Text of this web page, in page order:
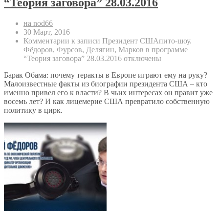
“Теория заговора” 28.03.2016
на nod66
30 Март, 2016
Комментарии к записи Президент СШАпито-шоу.
Фёдоров, Фурсов, Делягин, Марков в программе
“Теория заговора” 28.03.2016 отключены
Барак Обама: почему теракты в Европе играют ему на руку?
Малоизвестные факты из биографии президента США – кто
именно привел его к власти? В чьих интересах он правит уже
восемь лет? И как лицемерие США превратило собственную
политику в цирк.